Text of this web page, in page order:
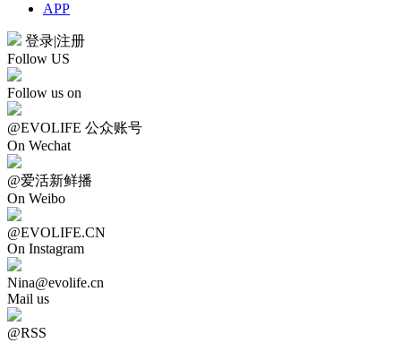
APP
登录|注册
Follow US
Follow us on
@EVOLIFE 公众账号
On Wechat
@爱活新鲜播
On Weibo
@EVOLIFE.CN
On Instagram
Nina@evolife.cn
Mail us
@RSS